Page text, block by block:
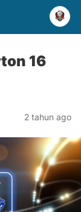
16
2 tahun ago